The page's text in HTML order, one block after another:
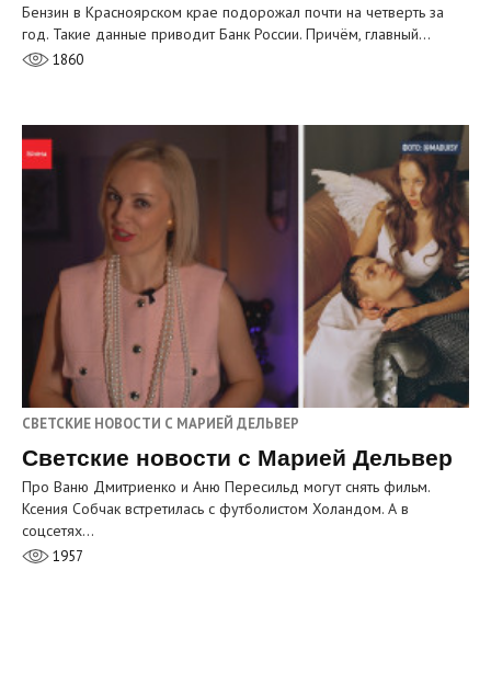
Бензин в Красноярском крае подорожал почти на четверть за
год. Такие данные приводит Банк России. Причём, главный…
1860
СВЕТСКИЕ НОВОСТИ С МАРИЕЙ ДЕЛЬВЕР
Светские новости с Марией Дельвер
Про Ваню Дмитриенко и Аню Пересильд могут снять фильм.
Ксения Собчак встретилась с футболистом Холандом. А в
соцсетях…
1957